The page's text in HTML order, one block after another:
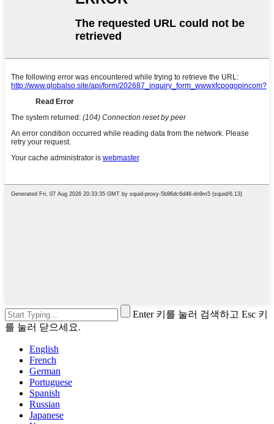
Enter 키를 눌러 검색하고 Esc 키
를 눌러 닫으세요.
English
French
German
Portuguese
Spanish
Russian
Japanese